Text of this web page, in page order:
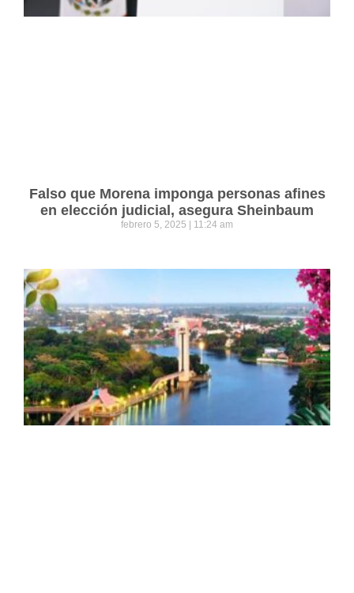
Falso que Morena imponga personas afines
en elección judicial, asegura Sheinbaum
febrero 5, 2025 11:24 am